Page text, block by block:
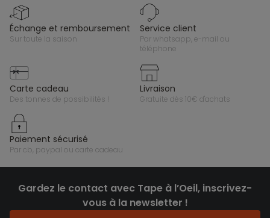
échange et remboursement
sur toute la saison
service client
par whatsapp, e-mail ou
téléphone
carte cadeau
des tonnes de possibilités !
livraison
gratuite dès 10€ d'achats
paiement sécurisé
par cb, paypal ou carte cadeau
Gardez le contact avec Tape à l’Oeil, inscrivez-
vous à la newsletter !